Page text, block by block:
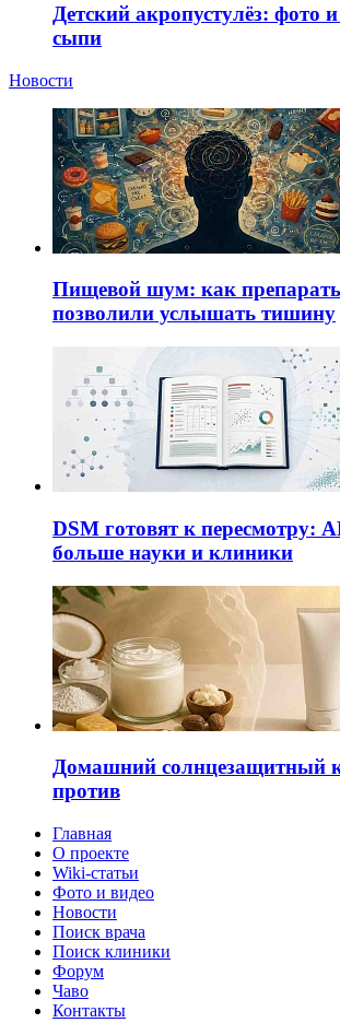
Детский акропустулёз: фото
сыпи
Новости
Пищевой шум: как
позволили услышать тишину
DSM готовят к пересмотру:
больше науки и клиники
Домашний солнцезащитный
против
Главная
О проекте
Wiki-статьи
Фото и видео
Новости
Поиск врача
Поиск клиники
Форум
Чаво
Контакты